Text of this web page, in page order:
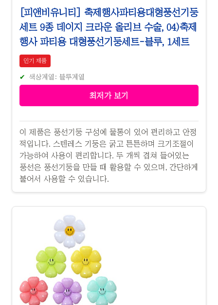
[피앤비유니티] 축제행사파티용대형풍선기둥
세트 9종 데이지 크라운 올리브 수술, 04)축제
행사 파티용 대형풍선기둥세트-블루, 1세트
인기 제품
색상계열: 블루계열
최저가 보기
이 제품은 풍선기둥 구성에 물통이 있어 편리하고 안정
적입니다. 스텐레스 기둥은 굵고 튼튼하며 크기조절이
가능하여 사용이 편리합니다. 두 개씩 겹쳐 들어있는
풍선은 풍선기둥을 만들 때 활용할 수 있으며, 간단하게
불어서 사용할 수 있습니다.